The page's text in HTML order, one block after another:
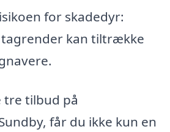
for skadedyr:
kan tiltrække
tre tilbud på
får du ikke kun en